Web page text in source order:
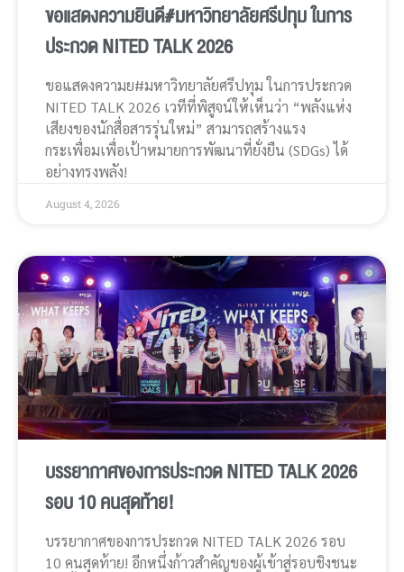
ขอแสดงความยินดี#มหาวิทยาลัยศรีปทุม ในการ
ประกวด NITED TALK 2026
ขอแสดงความย#มหาวิทยาลัยศรีปทุม ในการประกวด
NITED TALK 2026 เวทีที่พิสูจน์ให้เห็นว่า “พลังแห่ง
เสียงของนักสื่อสารรุ่นใหม่” สามารถสร้างแรง
กระเพื่อมเพื่อเป้าหมายการพัฒนาที่ยั่งยืน (SDGs) ได้
อย่างทรงพลัง!
August 4, 2026
บรรยากาศของการประกวด NITED TALK 2026
รอบ 10 คนสุดท้าย!
บรรยากาศของการประกวด NITED TALK 2026 รอบ
10 คนสุดท้าย! อีกหนึ่งก้าวสำคัญของผู้เข้าสู่รอบชิงชนะ